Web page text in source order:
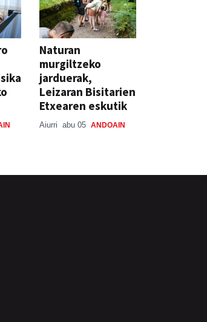
Naturan
murgiltzeko
jarduerak,
Leizaran Bisitarien
Etxearen eskutik
Aiurri abu 05 ANDOAIN